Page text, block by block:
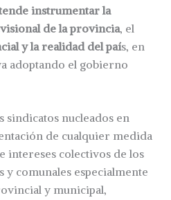
instrumentar la
de la provincia, el
y la realidad del país, en
adoptando el gobierno
sindicatos nucleados en
de cualquier medida
intereses colectivos de los
y comunales especialmente
y municipal,